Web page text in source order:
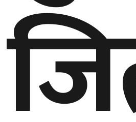
यूरोप
क्यानाडा